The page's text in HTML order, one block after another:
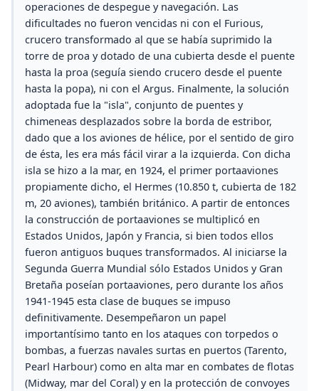
operaciones de despegue y navegación. Las
dificultades no fueron vencidas ni con el Furious,
crucero transformado al que se había suprimido la
torre de proa y dotado de una cubierta desde el puente
hasta la proa (seguía siendo crucero desde el puente
hasta la popa), ni con el Argus. Finalmente, la solución
adoptada fue la "isla", conjunto de puentes y
chimeneas desplazados sobre la borda de estribor,
dado que a los aviones de hélice, por el sentido de giro
de ésta, les era más fácil virar a la izquierda. Con dicha
isla se hizo a la mar, en 1924, el primer portaaviones
propiamente dicho, el Hermes (10.850 t, cubierta de 182
m, 20 aviones), también británico. A partir de entonces
la construcción de portaaviones se multiplicó en
Estados Unidos, Japón y Francia, si bien todos ellos
fueron antiguos buques transformados. Al iniciarse la
Segunda Guerra Mundial sólo Estados Unidos y Gran
Bretaña poseían portaaviones, pero durante los años
1941-1945 esta clase de buques se impuso
definitivamente. Desempeñaron un papel
importantísimo tanto en los ataques con torpedos o
bombas, a fuerzas navales surtas en puertos (Tarento,
Pearl Harbour) como en alta mar en combates de flotas
(Midway, mar del Coral) y en la protección de convoyes